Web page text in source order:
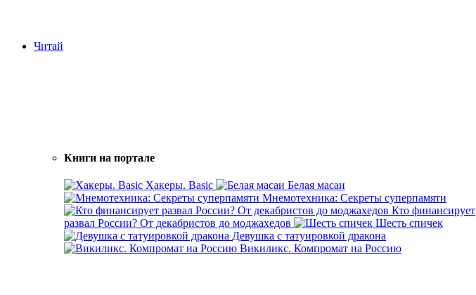
Читай
Книги на портале
Хакеры. Basic
Белая масаи
Мнемотехника: Секреты суперпамяти
Кто финансирует
развал России? От декабристов до моджахедов
Шесть спичек
Девушка с татуировкой дракона
Викиликс. Компромат на Россию